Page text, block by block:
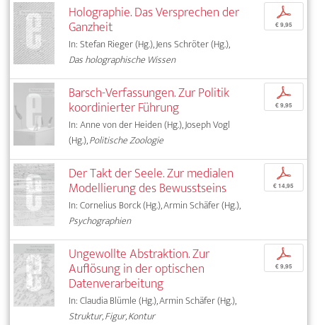
Holographie. Das Versprechen der
Ganzheit
In: Stefan Rieger (Hg.), Jens Schröter (Hg.),
Das holographische Wissen
p
€ 9,95
Barsch-Verfassungen. Zur Politik
koordinierter Führung
In: Anne von der Heiden (Hg.), Joseph Vogl
(Hg.),Politische Zoologie
p
€ 9,95
Der Takt der Seele. Zur medialen
Modellierung des Bewusstseins
In: Cornelius Borck (Hg.), Armin Schäfer (Hg.),
Psychographien
p
€ 14,95
Ungewollte Abstraktion. Zur
Auflösung in der optischen
Datenverarbeitung
In: Claudia Blümle (Hg.), Armin Schäfer (Hg.),
Struktur, Figur, Kontur
p
€ 9,95